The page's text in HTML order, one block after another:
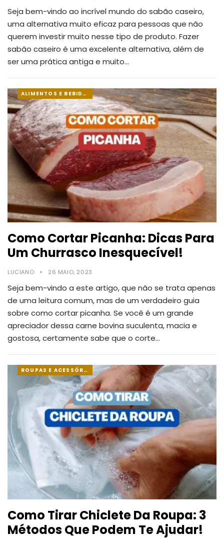
Seja bem-vindo ao incrível mundo do sabão caseiro,
uma alternativa muito eficaz para pessoas que não
querem investir muito nesse tipo de produto. Fazer
sabão caseiro é uma excelente alternativa, além de
ser uma prática antiga e muito…
ALIMENTOS E BEBIDAS
Como Cortar Picanha: Dicas Para
Um Churrasco Inesquecível!
LUCIANO 26 MAIO, 2023
Seja bem-vindo a este artigo, que não se trata apenas
de uma leitura comum, mas de um verdadeiro guia
sobre como cortar picanha. Se você é um grande
apreciador dessa carne bovina suculenta, macia e
gostosa, certamente sabe que o corte…
ROUPAS E ACESSÓRIOS
Como Tirar Chiclete Da Roupa: 3
Métodos Que Podem Te Ajudar!